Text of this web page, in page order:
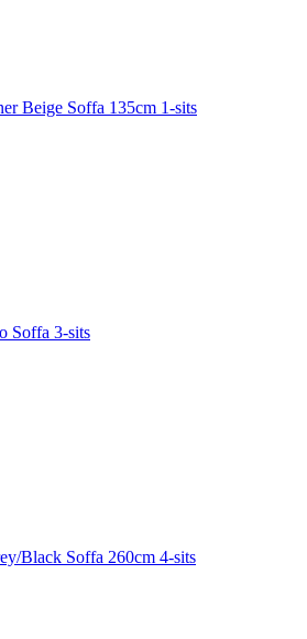
Beige Soffa 135cm 1-sits
Soffa 3-sits
Black Soffa 260cm 4-sits